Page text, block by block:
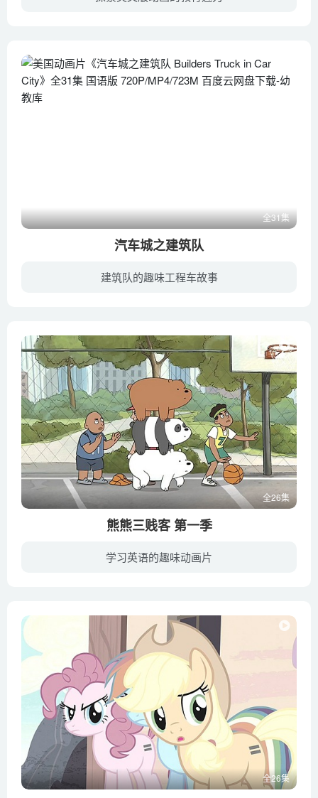
全31集
汽车城之建筑队
建筑队的趣味工程车故事
全26集
熊熊三贱客 第一季
学习英语的趣味动画片
全26集